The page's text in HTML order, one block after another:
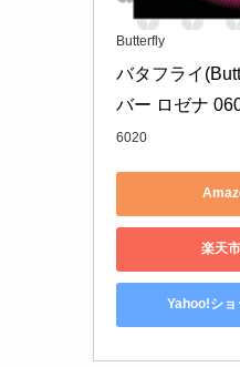
Butterfly
バタフライ
バー ロゼナ
6020
楽天
Yahoo!ショ